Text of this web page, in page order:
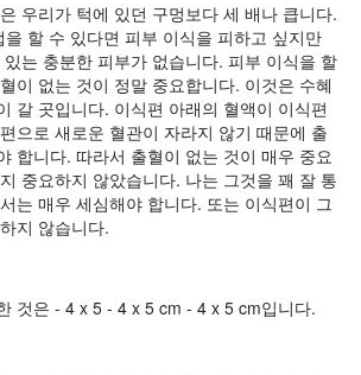
우리가 턱에 있던 구멍보다 세 배나 큽니다.
할 수 있다면 피부 이식을 피하고 싶지만
는 충분한 피부가 없습니다. 피부 이식을 할
이 없는 것이 정말 중요합니다. 이것은 수혜
갈 곳입니다. 이식편 아래의 혈액이 이식편
으로 새로운 혈관이 자라지 않기 때문에 출
합니다. 따라서 출혈이 없는 것이 매우 중요
중요하지 않았습니다. 나는 그것을 꽤 잘 통
는 매우 세심해야 합니다. 또는 이식편이 그
지 않습니다.
것은 - 4 x 5 - 4 x 5 cm - 4 x 5 cm입니다.